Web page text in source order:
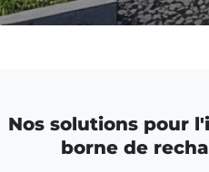
Nos solutions pour
borne de